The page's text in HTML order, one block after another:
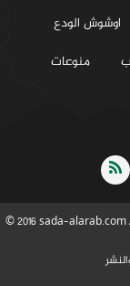
اوشوش الودع
منوعات
© 2016 sada-alarab.com